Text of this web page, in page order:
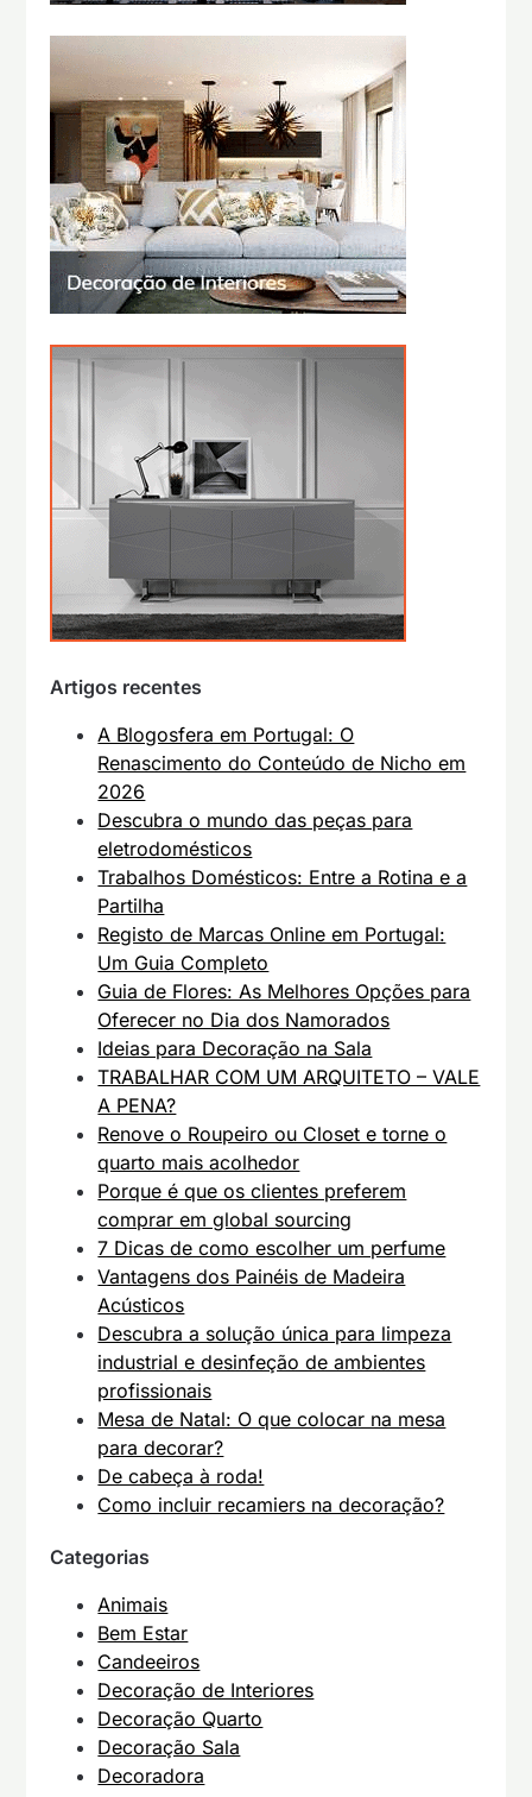
Artigos recentes
A Blogosfera em Portugal: O
Renascimento do Conteúdo de Nicho em
2026
Descubra o mundo das peças para
eletrodomésticos
Trabalhos Domésticos: Entre a Rotina e a
Partilha
Registo de Marcas Online em Portugal:
Um Guia Completo
Guia de Flores: As Melhores Opções para
Oferecer no Dia dos Namorados
Ideias para Decoração na Sala
TRABALHAR COM UM ARQUITETO – VALE
A PENA?
Renove o Roupeiro ou Closet e torne o
quarto mais acolhedor
Porque é que os clientes preferem
comprar em global sourcing
7 Dicas de como escolher um perfume
Vantagens dos Painéis de Madeira
Acústicos
Descubra a solução única para limpeza
industrial e desinfeção de ambientes
profissionais
Mesa de Natal: O que colocar na mesa
para decorar?
De cabeça à roda!
Como incluir recamiers na decoração?
Categorias
Animais
Bem Estar
Candeeiros
Decoração de Interiores
Decoração Quarto
Decoração Sala
Decoradora